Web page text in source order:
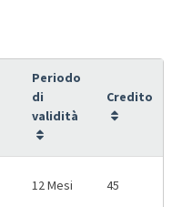
Periodo
di
validità
Credito
12 Mesi 45